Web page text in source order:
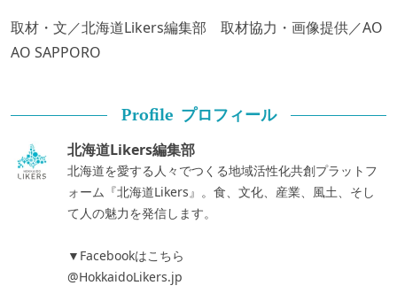
取材・文／北海道Likers編集部 取材協力・画像提供／AO
AO SAPPORO
Profile プロフィール
北海道Likers編集部
北海道を愛する人々でつくる地域活性化共創プラットフ
ォーム『北海道Likers』。食、文化、産業、風土、そし
て人の魅力を発信します。
▼Facebookはこちら
@HokkaidoLikers.jp